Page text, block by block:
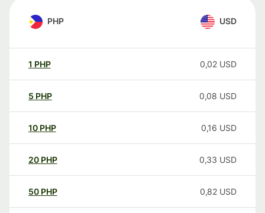
PHP USD
1 PHP 0,02 USD
5 PHP 0,08 USD
10 PHP 0,16 USD
20 PHP 0,33 USD
50 PHP 0,82 USD